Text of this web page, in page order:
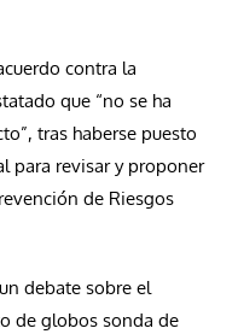
contra la
que “no se ha
tras haberse puesto
para revisar y proponer
de Riesgos
debate sobre el
de globos sonda de